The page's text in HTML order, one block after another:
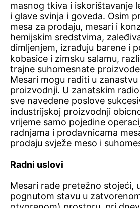
masnog tkiva i iskorištavanje
i glave svinja i goveda. Osim
mesa za prodaju, mesari i
hemijskim sredstvima,
dimljenjem, izrađuju barene i
kobasice i zimsku salamu,
trajne suhomesnate
Mesari mogu raditi u
proizvodnji. U zanatskim
sve navedene poslove
industrijskoj proizvodnji
vrijeme samo pojedine
radnjama i prodavnicama
prodaju svježe meso i
Radni uslovi
Mesari rade pretežno stojeći,
pognutom stavu u